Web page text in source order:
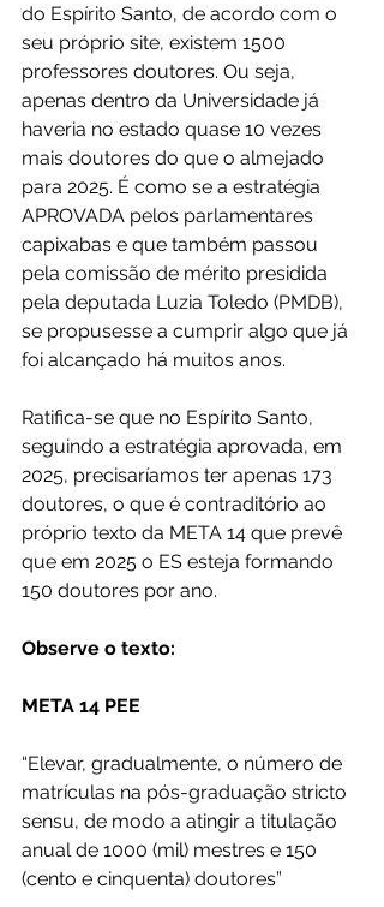
do Espírito Santo, de acordo com o
seu próprio site, existem 1500
professores doutores. Ou seja,
apenas dentro da Universidade já
haveria no estado quase 10 vezes
mais doutores do que o almejado
para 2025. É como se a estratégia
APROVADA pelos parlamentares
capixabas e que também passou
pela comissão de mérito presidida
pela deputada Luzia Toledo (PMDB),
se propusesse a cumprir algo que já
foi alcançado há muitos anos.
Ratifica-se que no Espírito Santo,
seguindo a estratégia aprovada, em
2025, precisaríamos ter apenas 173
doutores, o que é contraditório ao
próprio texto da META 14 que prevê
que em 2025 o ES esteja formando
150 doutores por ano.
Observe o texto:
META 14 PEE
“Elevar, gradualmente, o número de
matrículas na pós-graduação stricto
sensu, de modo a atingir a titulação
anual de 1000 (mil) mestres e 150
(cento e cinquenta) doutores”